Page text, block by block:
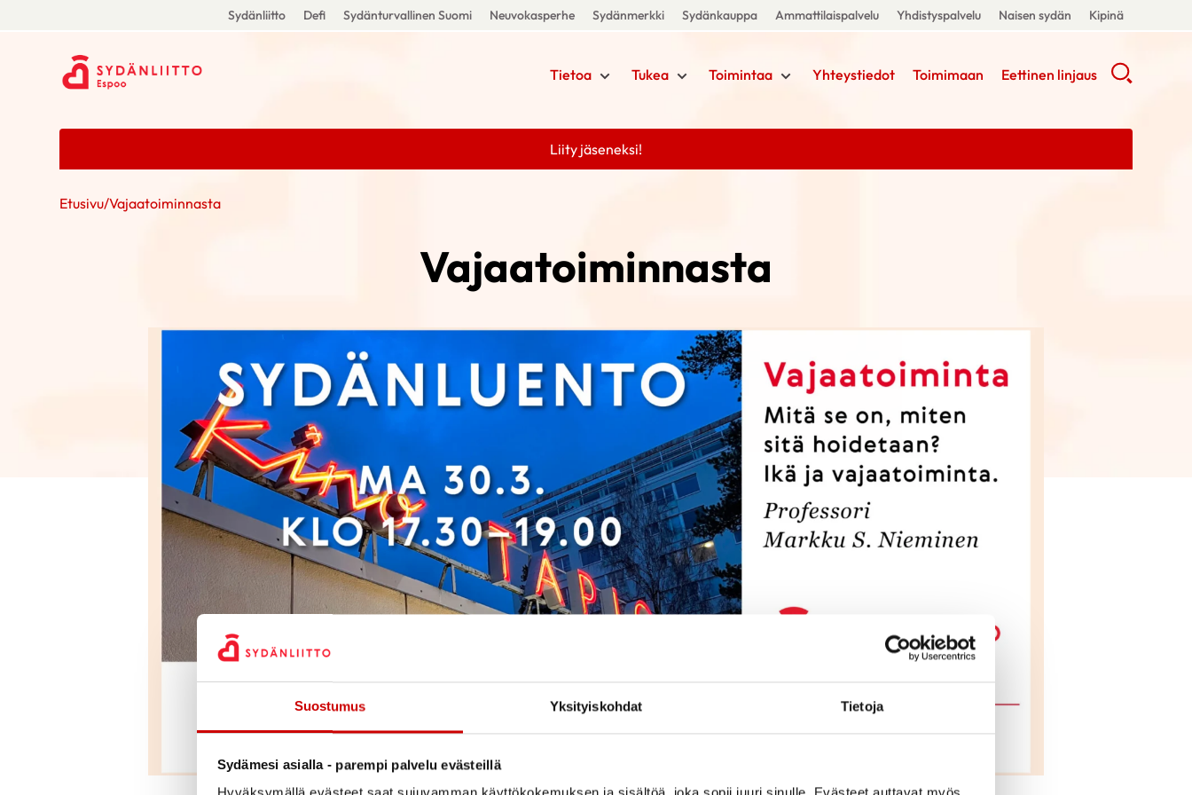
Suostumus Yksityiskohdat Tietoja
Sydämesi asialla - parempi palvelu evästeillä
Sydänliitto Defi Sydänturvallinen Suomi Neuvokasperhe Sydänmerkki Sydänkauppa Ammattilaispalvelu Yhdistyspalvelu Naisen sydän Kipinä
Tietoa Tukea Toimintaa Yhteystiedot Toimimaan Eettinen linjaus
Liity jäseneksi!
Etusivu/Vajaatoiminnasta
Vajaatoiminnasta